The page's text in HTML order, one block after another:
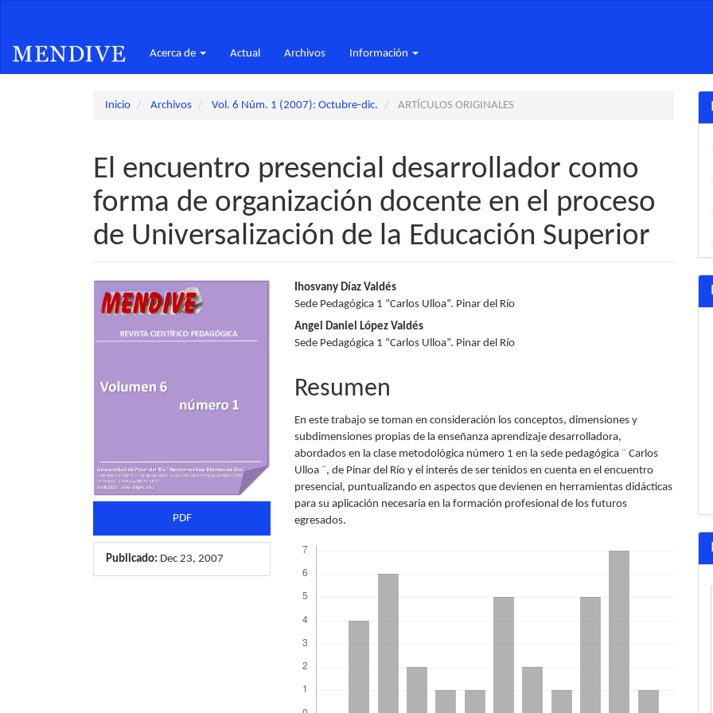
principal
Barra
Acerca de Actual Archivos Información
Inicio Archivos Vol. 6 Núm. 1 (2007): Octubre-dic. ARTÍCULOS ORIGINALES
El encuentro presencial desarrollador como
forma de organización docente en el proceso
de Universalización de la Educación Superior
Barra
lateral
del
artículo
PDF
Publicado: Dec 23, 2007
Contenido
principal
del
artículo
Ihosvany Díaz Valdés
Sede Pedagógica 1 “Carlos Ulloa”. Pinar del Río
Angel Daniel López Valdés
Sede Pedagógica 1 “Carlos Ulloa”. Pinar del Río
Resumen
En este trabajo se toman en consideración los conceptos, dimensiones y
subdimensiones propias de la enseñanza aprendizaje desarrolladora,
abordados en la clase metodológica número 1 en la sede pedagógica ¨ Carlos
Ulloa ¨, de Pinar del Río y el interés de ser tenidos en cuenta en el encuentro
presencial, puntualizando en aspectos que devienen en herramientas didácticas
para su aplicación necesaria en la formación profesional de los futuros
egresados.